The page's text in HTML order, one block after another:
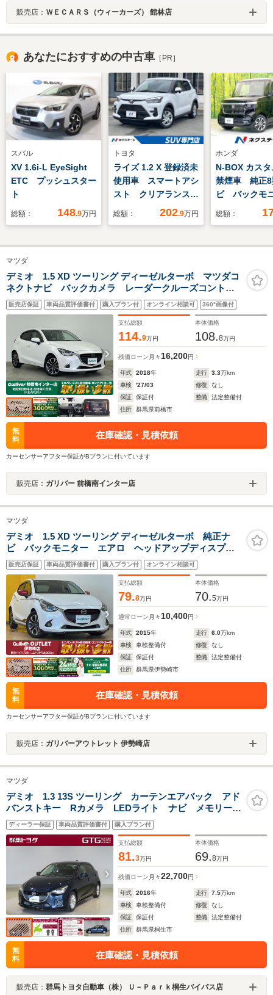
販売店： ＷＥＣＡＲＳ（ウィーカーズ） 館林店
あなたにおすすめの中古車 ［PR］
スバル
XV 1.6i-L EyeSight
ETC プッシュスター
ト
総額： 148.9万円
トヨタ
ライズ 1.2 X 登録済未
使用車 スマートアシ
スト クリアランスソ
ナー スマートキー
報 ステアリングリモ
アイドリングストップ
総額： 202.9万円
ホンダ
N-BOX カス
禁煙車 純正8
ビ バックモ
ホンダセン
ター ドラレ
ド フォグ
イト サンシ
スマートキー
総額：
マツダ
デミオ 1.5 XD ツーリング ディーゼルターボ マツダコ
ネクトナビ バックカメラ レーダークルーズコントロ
ール BSM LEDライト AHB シートヒーター 純正
16インチAW ステアリングリモコン パドルシフト
HUD ETC プッシュスタート
販売店保証 車両品質評価書付 購入プラン付 オンライン相談可 360°画像付
支払総額
114.9万円
本体価格
108.8万円
残価ローン 月々 16,200円
年式 2018年 走行 3.3万km
車検
'27/03 修復
なし
保証
保証付 整備
法定整備付
住所
群馬県前橋市
無
料
在庫確認・見積依頼
カーセンサーアフター保証がBプランに付いています
販売店： ガリバー 前橋南インター店
マツダ
デミオ 1.5 XD ツーリング ディーゼルターボ 純正ナ
ビ バックモニター エアロ ヘッドアップディスプレ
イ ブラインドスポットモニター パドルシフト レー
ンキープアシスト 衝突軽減 オートハイビーム 踏み
間違い防止 リアトラフィックモニター ETC
販売店保証 車両品質評価書付 購入プラン付 オンライン相談可
支払総額
79.8万円
本体価格
70.5万円
通常ローン 月々 10,400円
年式 2015年 走行 6.0万km
車検
車検整備付 修復
なし
保証
保証付 整備
法定整備付
住所
群馬県伊勢崎市
無
料
在庫確認・見積依頼
カーセンサーアフター保証がBプランに付いています
販売店： ガリバーアウトレット 伊勢崎店
マツダ
デミオ 1.3 13S ツーリング カーテンエアバック アド
バンストキー Rカメラ LEDライト ナビ メモリーナ
ビ 盗難防止装置 オートエアコン ETC パワーステ
アリング キーレス パワーウィンドウ アルミホイー
ル ABS
ディーラー保証 車両品質評価書付 購入プラン付
支払総額
81.3万円
本体価格
69.8万円
残価ローン 月々22,700円
年式 2016年 走行 7.5万km
車検
車検整備付 修復
なし
保証
保証付 整備
法定整備付
住所
群馬県桐生市
無
料
在庫確認・見積依頼
販売店： 群馬トヨタ自動車（株） Ｕ－Ｐａｒｋ桐生バイパス店